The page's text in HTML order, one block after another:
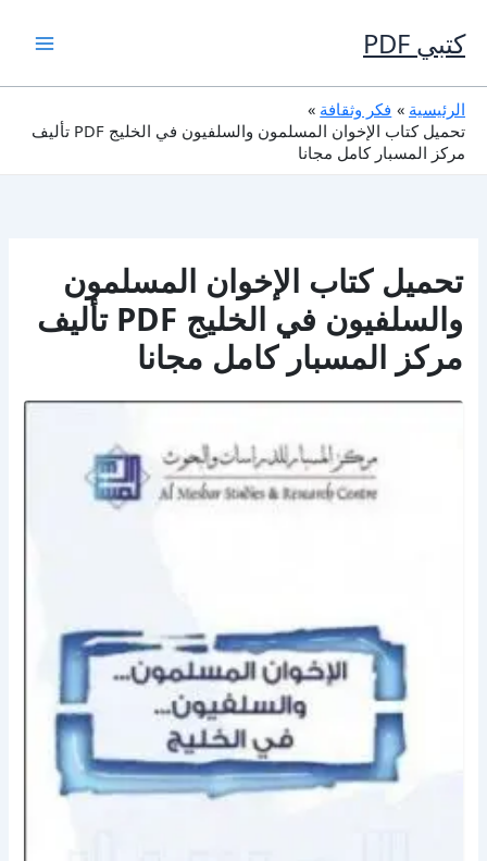
إلى
المحتوى
كتبي PDF
الرئيسية
فكر وثقافة
تحميل كتاب الإخوان المسلمون والسلفيون في الخليج PDF تأليف
مركز المسبار كامل مجانا
تحميل كتاب الإخوان المسلمون
والسلفيون في الخليج PDF تأليف
مركز المسبار كامل مجانا